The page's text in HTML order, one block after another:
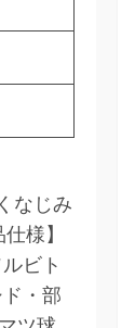
なじみ
様】
ビト
・部